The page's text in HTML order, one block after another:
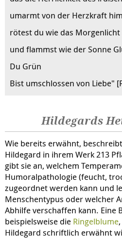
umarmt von der Herzkraft
rötest du wie das Morgenlicht
und flammst wie der Sonne
Du Grün
Bist umschlossen von Liebe"
Hildegards
Wie bereits erwähnt,
Hildegard in ihrem Werk 213
gibt sie an, welchem
Humoralpathologie (feucht,
zugeordnet werden kann und
Menschentypus oder welcher
Abhilfe verschaffen kann. Eine
beispielsweise die Ringelblume
Hildegard schriftlich erwähnt